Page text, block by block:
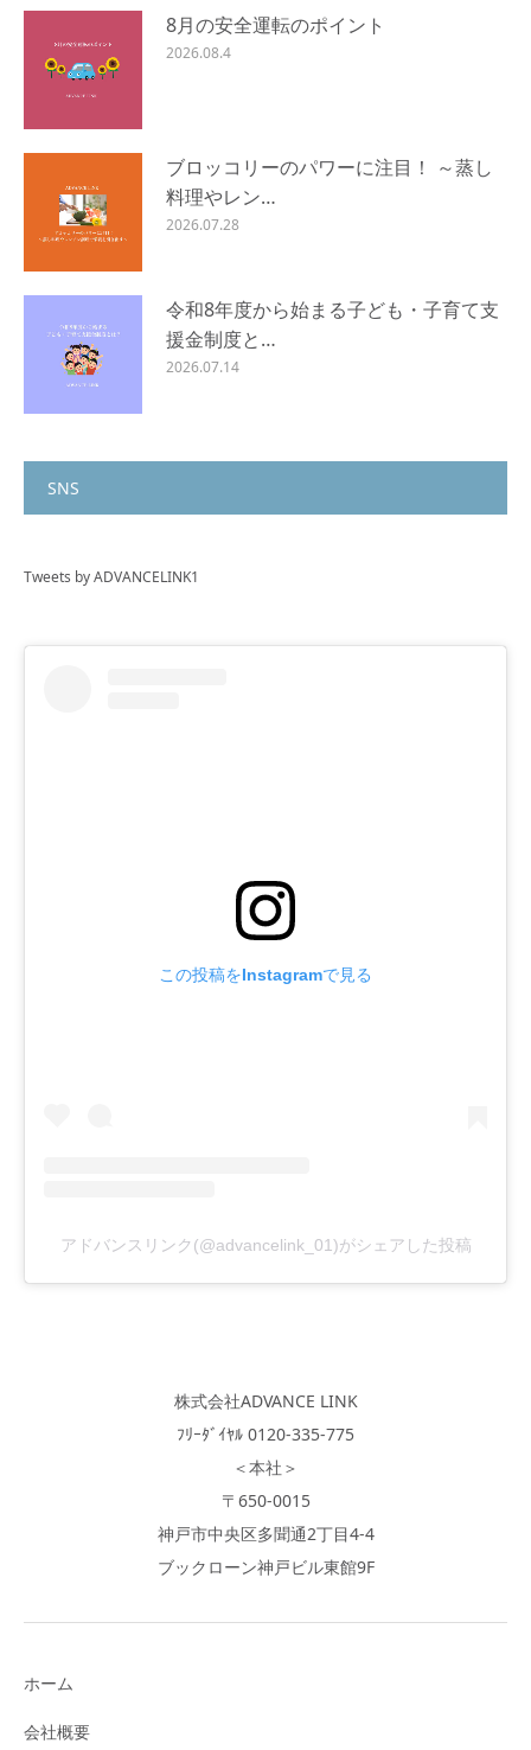
8月の安全運転のポイント
2026.08.4
ブロッコリーのパワーに注目！ ～蒸し
料理やレン…
2026.07.28
令和8年度から始まる子ども・子育て支
援金制度と…
2026.07.14
SNS
Tweets by ADVANCELINK1
この投稿をInstagramで見る
アドバンスリンク(@advancelink_01)がシェアした投稿
株式会社ADVANCE LINK
ﾌﾘｰﾀﾞｲﾔﾙ 0120-335-775
＜本社＞
〒650-0015
神戸市中央区多聞通2丁目4-4
ブックローン神戸ビル東館9F
ホーム
会社概要